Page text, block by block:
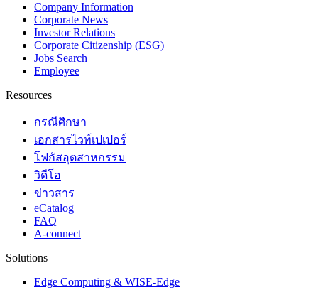
Company Information
Corporate News
Investor Relations
Corporate Citizenship (ESG)
Jobs Search
Employee
Resources
กรณีศึกษา
เอกสารไวท์เปเปอร์
โฟกัสอุตสาหกรรม
วิดีโอ
ข่าวสาร
eCatalog
FAQ
A-connect
Solutions
Edge Computing & WISE-Edge